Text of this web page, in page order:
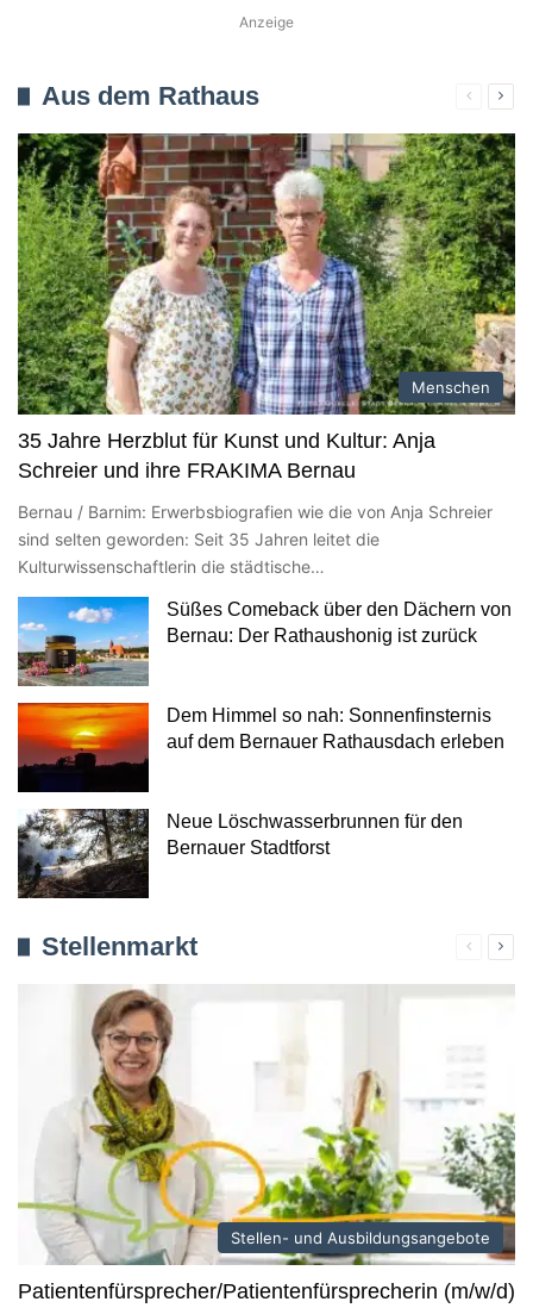
Anzeige
Aus dem Rathaus
Verherige
Menschen
35 Jahre Herzblut für Kunst und Kultur: Anja
Schreier und ihre FRAKIMA Bernau
Bernau / Barnim: Erwerbsbiografien wie die von Anja Schreier
sind selten geworden: Seit 35 Jahren leitet die
Kulturwissenschaftlerin die städtische…
Süßes Comeback über den Dächern von
Bernau: Der Rathaushonig ist zurück
Dem Himmel so nah: Sonnenfinsternis
auf dem Bernauer Rathausdach erleben
Neue Löschwasserbrunnen für den
Bernauer Stadtforst
Stellenmarkt
Verherige
Stellen- und Ausbildungsangebote
Patientenfürsprecher/Patientenfürsprecherin (m/w/d)